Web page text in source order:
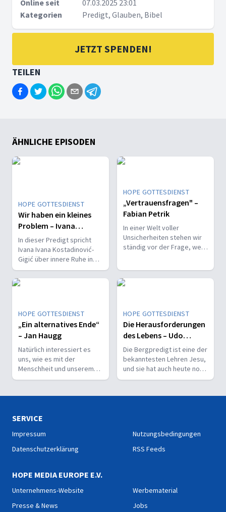
Online seit
07.03.2025 23:01
Kategorien
Predigt, Glauben, Bibel
JETZT SPENDEN!
TEILEN
ÄHNLICHE EPISODEN
HOPE GOTTESDIENST
Wir haben ein kleines
Problem – Ivana
Kostadinović-Gigić
In dieser Predigt spricht
Ivana Ivana Kostadinović-
Gigić über innere Ruhe in
Krisen: Gott schenkt keinen
Geist der Angst, sondern
Kraft, Liebe und
HOPE GOTTESDIENST
„Vertrauensfragen" –
Fabian Petrik
In einer Welt voller
Unsicherheiten stehen wir
ständig vor der Frage, wem
HOPE GOTTESDIENST
„Ein alternatives Ende“
– Jan Haugg
Natürlich interessiert es
uns, wie es mit der
Menschheit und unserem
Planeten weitergeht. Doch
Zukunftsperspektive zeigt
und die Erde auf?
HOPE GOTTESDIENST
Die Herausforderungen
des Lebens – Udo
Brünner
Die Bergpredigt ist eine der
bekanntesten Lehren Jesu,
und sie hat auch heute noch
Bedeutung und Relevanz
einer oft herausfordernden
SERVICE
Impressum
Datenschutzerklärung
Nutzungsbedingungen
RSS Feeds
HOPE MEDIA EUROPE E.V.
Unternehmens-Website
Presse & News
Werbematerial
Jobs